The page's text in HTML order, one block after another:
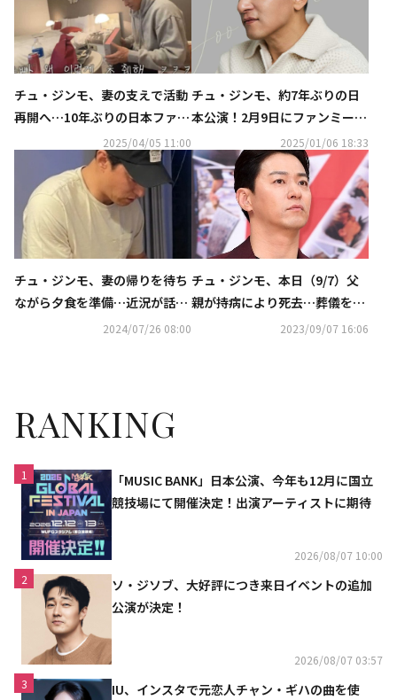
チュ・ジンモ、妻の支えで活動
再開へ…10年ぶりの日本ファン
ミーティングが成功裏に終了
（動画あり）
2025/04/05 11:00
チュ・ジンモ、約7年ぶりの日
本公演！2月9日にファンミーテ
2025/01/06 18:33
チュ・ジンモ、妻の帰りを待ち
ながら夕食を準備…近況が話題
2024/07/26 08:00
チュ・ジンモ、本日（9/7）父
親が持病により死去…葬儀を準
2023/09/07 16:06
RANKING
1
「MUSIC BANK」日本公演、今年も12月に国立
競技場にて開催決定！出演アーティストに期待
2026/08/07 10:00
2
ソ・ジソブ、大好評につき来日イベントの追加
公演が決定！
2026/08/07 03:57
3
IU、インスタで元恋人チャン・ギハの曲を使